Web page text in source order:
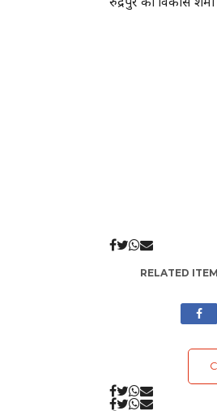
RELATED